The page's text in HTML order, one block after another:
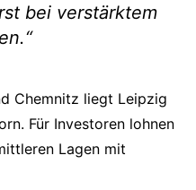
bei verstärktem
Chemnitz liegt Leipzig
Für Investoren lohnen
Lagen mit